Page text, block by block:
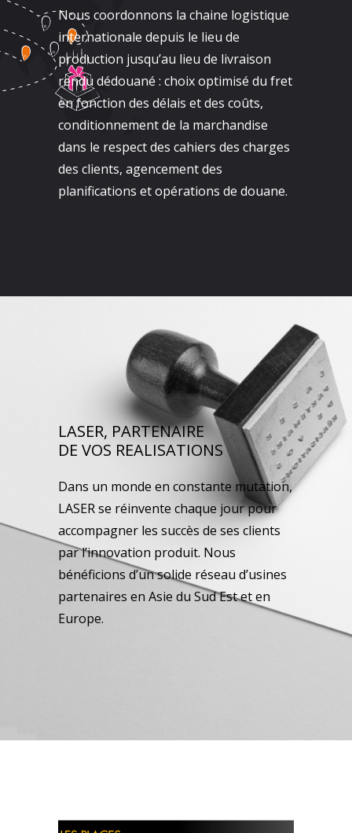
Nous coordonnons la chaine logistique
internationale depuis le lieu de
production jusqu’au lieu de livraison
rendu dédouané : choix optimisé du fret
en fonction des délais et des coûts,
conditionnement de la marchandise
dans le respect des cahiers des charges
des clients, agencement des
planifications et opérations de douane.
LASER, PARTENAIRE
DE VOS REALISATIONS
Dans un monde en constante mutation,
LASER se réinvente chaque jour pour
accompagner les succès de ses clients
par l’innovation produit. Nous
bénéficions d’un solide réseau d’usines
partenaires en Asie du Sud Est et en
Europe.